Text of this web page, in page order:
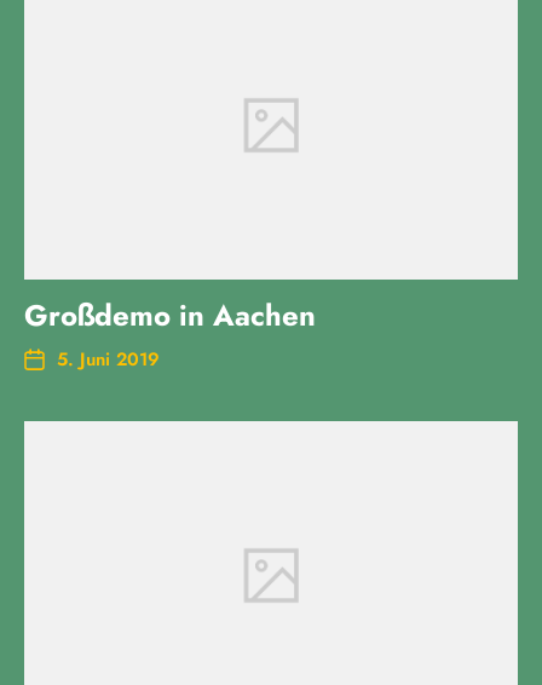
Großdemo in Aachen
5. Juni 2019